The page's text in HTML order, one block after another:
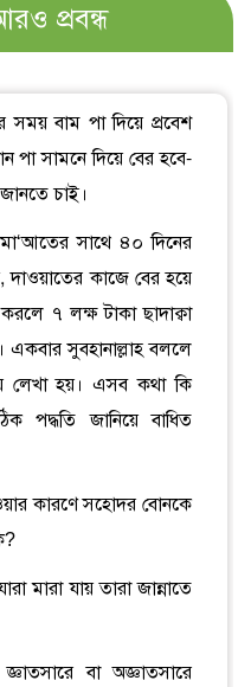
প্রবন্ধ
সময় বাম পা দিয়ে প্রবেশ
পা সামনে দিয়ে বের হবে-
চাই।
সাথে ৪০ দিনের
দাওয়াতের কাজে বের হয়ে
৭ লক্ষ টাকা ছাদাক্বা
একবার সুবহানাল্লাহ বললে
লেখা হয়। এসব কথা কি
পদ্ধতি জানিয়ে বাধিত
কারণে সহোদর বোনকে
মারা যায় তারা জান্নাতে
বা অজ্ঞাতসারে